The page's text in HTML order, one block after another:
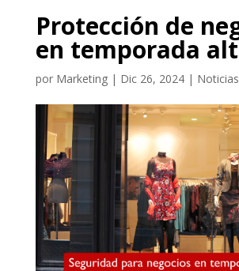
Protección de
en temporada
por Marketing| Dic 26, 2024| Noticias